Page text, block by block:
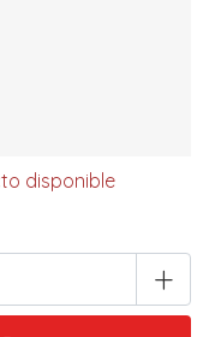
disponible
+